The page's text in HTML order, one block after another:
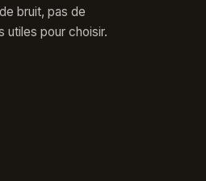
bruit, pas de
utiles pour choisir.